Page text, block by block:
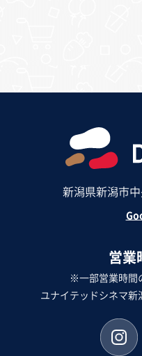
新潟県新潟市
営業
※一部営業時間
ユナイテッドシネマ新